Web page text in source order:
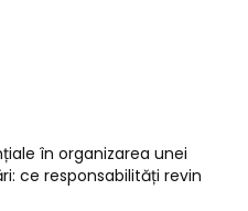
în organizarea unei
ce responsabilități revin